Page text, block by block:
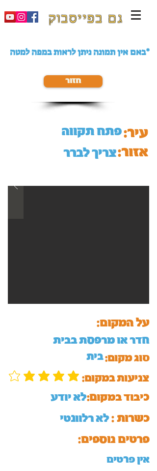
גם בפייסבוק
באם אין תמונה ניתן לראות במפה למטה*
חזור
פתח תקווה
צריך לברר
עיר:
אזור:
על המקום:
חדר או מרפסת בבית
סוג מקום:בית
:צניעות במקום
לא יודעכיבוד במקום:
לא רלוונטי כשרות :
:פרטים נוספים
אין פרטים